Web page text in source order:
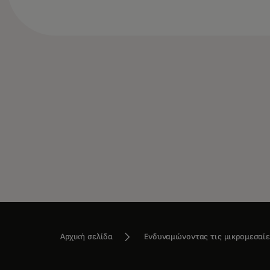
Αρχική σελίδα Ενδυναμώνοντας τις